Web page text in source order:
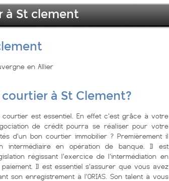
à St clement
en Allier
à St Clement?
est essentiel. En effet c'est grâce à votre
de crédit pourra se réaliser pour votre
d'un bon courtier immobilier ? Premièrement il
intermédiaire en opération de banque. Il est
régissant l'exercice de l'intermédiation en
Il est essentiel s'assurer que vous avez
son enregistrement à l'ORIAS. Son talent à vous